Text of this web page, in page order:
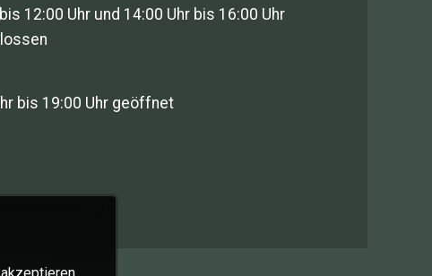
12:00 Uhr und 14:00 Uhr bis 16:00 Uhr
bis 19:00 Uhr geöffnet